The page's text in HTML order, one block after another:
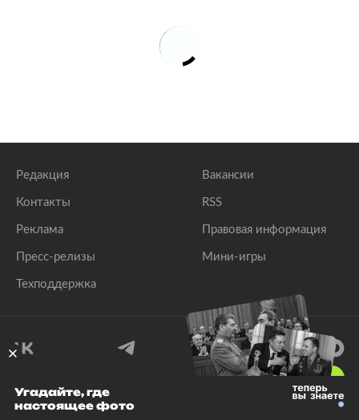
Редакция
Контакты
Реклама
Пресс-релизы
Техподдержка
Вакансии
RSS
Правовая информация
Мини-игры
© 1999–2026 Все права защищены.
Угадайте, где
настоящее фото